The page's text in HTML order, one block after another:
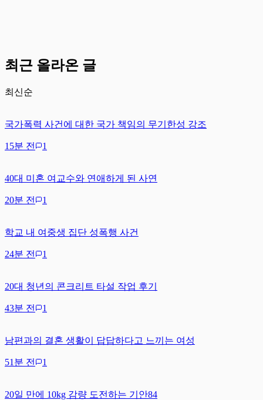
최근 올라온 글
최신순
국가폭력 사건에 대한 국가 책임의 무기한성 강조
15분 전 1
40대 미혼 여교수와 연애하게 된 사연
20분 전 1
학교 내 여중생 집단 성폭행 사건
24분 전 1
20대 청년의 콘크리트 타설 작업 후기
43분 전 1
남편과의 결혼 생활이 답답하다고 느끼는 여성
51분 전 1
20일 만에 10kg 감량 도전하는 기안84